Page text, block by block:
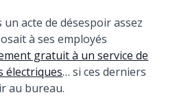
un acte de désespoir assez
à ses employés
gratuit à un service de
électriques… si ces derniers
au bureau.